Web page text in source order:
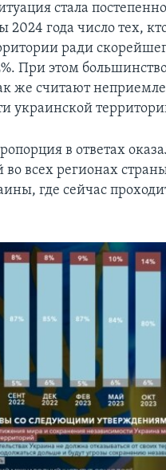
стала
2024 года число тех,
ради
При этом
же считают
украинской
в ответах
во всех регионах
где сейчас